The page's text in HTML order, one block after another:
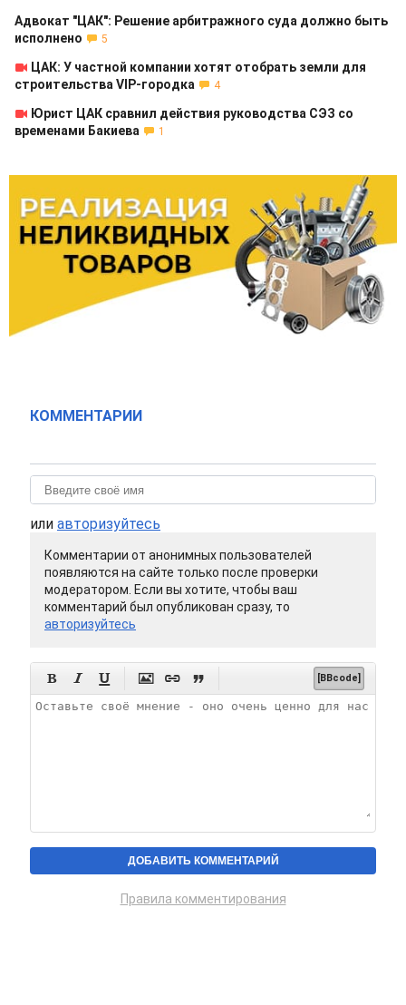
Адвокат "ЦАК": Решение арбитражного суда должно быть
исполнено
5
ЦАК: У частной компании хотят отобрать земли для
строительства VIP-городка
4
Юрист ЦАК сравнил действия руководства СЭЗ со
временами Бакиева
1
КОММЕНТАРИИ
или авторизуйтесь
Комментарии от анонимных пользователей
появляются на сайте только после проверки
модератором. Если вы хотите, чтобы ваш
комментарий был опубликован сразу, то
авторизуйтесь
      [BBcode]
Правила комментирования